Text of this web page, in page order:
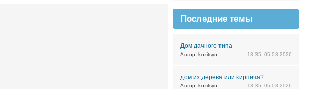
Последние темы
Дом дачного типа
Автор: kozitsyn 13:35, 05.08.2026
дом из дерева или кирпича?
Автор: kozitsyn 13:35, 05.08.2026